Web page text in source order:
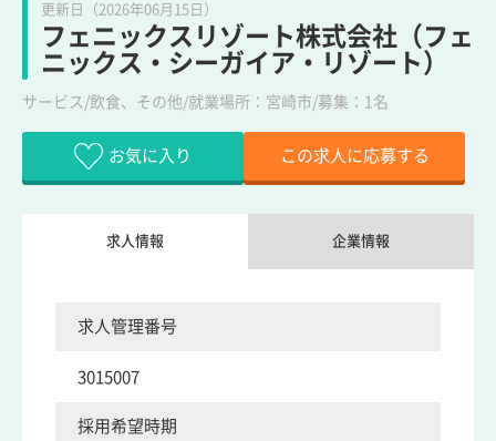
更新日（2026年06月15日）
フェニックスリゾート株式会社（フェ
ニックス・シーガイア・リゾート）
サービス/飲食、その他/就業場所：宮崎市/募集：1名
お気に入り この求人に応募する
求人情報 企業情報
求人管理番号
3015007
採用希望時期